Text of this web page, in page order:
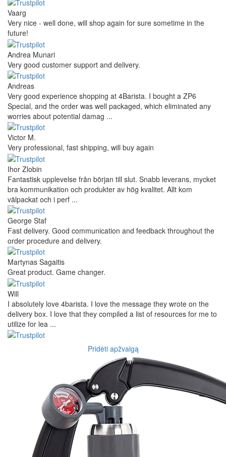
Vaarg
Very nice - well done, will shop again for sure sometime in the
future!
Andrea Munari
Very good customer support and delivery.
Andreas
Very good experience shopping at 4Barista. I bought a ZP6
Special, and the order was well packaged, which eliminated any
worries about potential damag ...
Victor M.
Very professional, fast shipping, will buy again
Ihor Zlobin
Fantastisk upplevelse från början till slut. Snabb leverans, mycket
bra kommunikation och produkter av hög kvalitet. Allt kom
välpackat och i perf ...
George Staf
Fast delivery. Good communication and feedback throughout the
order procedure and delivery.
Martynas Sagaitis
Great product. Game changer.
Will
I absolutely love 4barista. I love the message they wrote on the
delivery box. I love that they compiled a list of resources for me to
utilize for lea ...
Pridėti apžvalgą